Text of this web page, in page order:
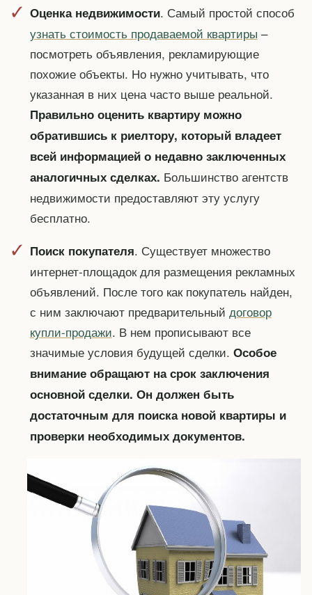
Оценка недвижимости. Самый простой способ
узнать стоимость продаваемой квартиры –
посмотреть объявления, рекламирующие
похожие объекты. Но нужно учитывать, что
указанная в них цена часто выше реальной.
Правильно оценить квартиру можно
обратившись к риелтору, который владеет
всей информацией о недавно заключенных
аналогичных сделках. Большинство агентств
недвижимости предоставляют эту услугу
бесплатно.
Поиск покупателя. Существует множество
интернет-площадок для размещения рекламных
объявлений. После того как покупатель найден,
с ним заключают предварительный договор
купли-продажи. В нем прописывают все
значимые условия будущей сделки. Особое
внимание обращают на срок заключения
основной сделки. Он должен быть
достаточным для поиска новой квартиры и
проверки необходимых документов.